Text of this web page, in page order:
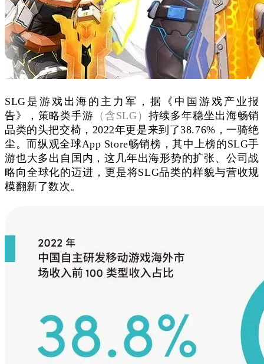
SLG是游戏出海的主力军，据《中国游戏产业报
告》，策略类手游 （含SLG） 持续多年稳坐出海畅销
品类的头把交椅，2022年更是来到了38.76%，一骑绝
尘。而纵观全球App Store畅销榜，其中上榜的SLG手
游也大多出自国内，这几年出海形势的扩张、公司战
略向全球化的迈进，更是将SLG品类的样貌与营收规
模翻新了数次。